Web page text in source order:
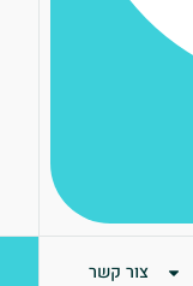
צור קשר